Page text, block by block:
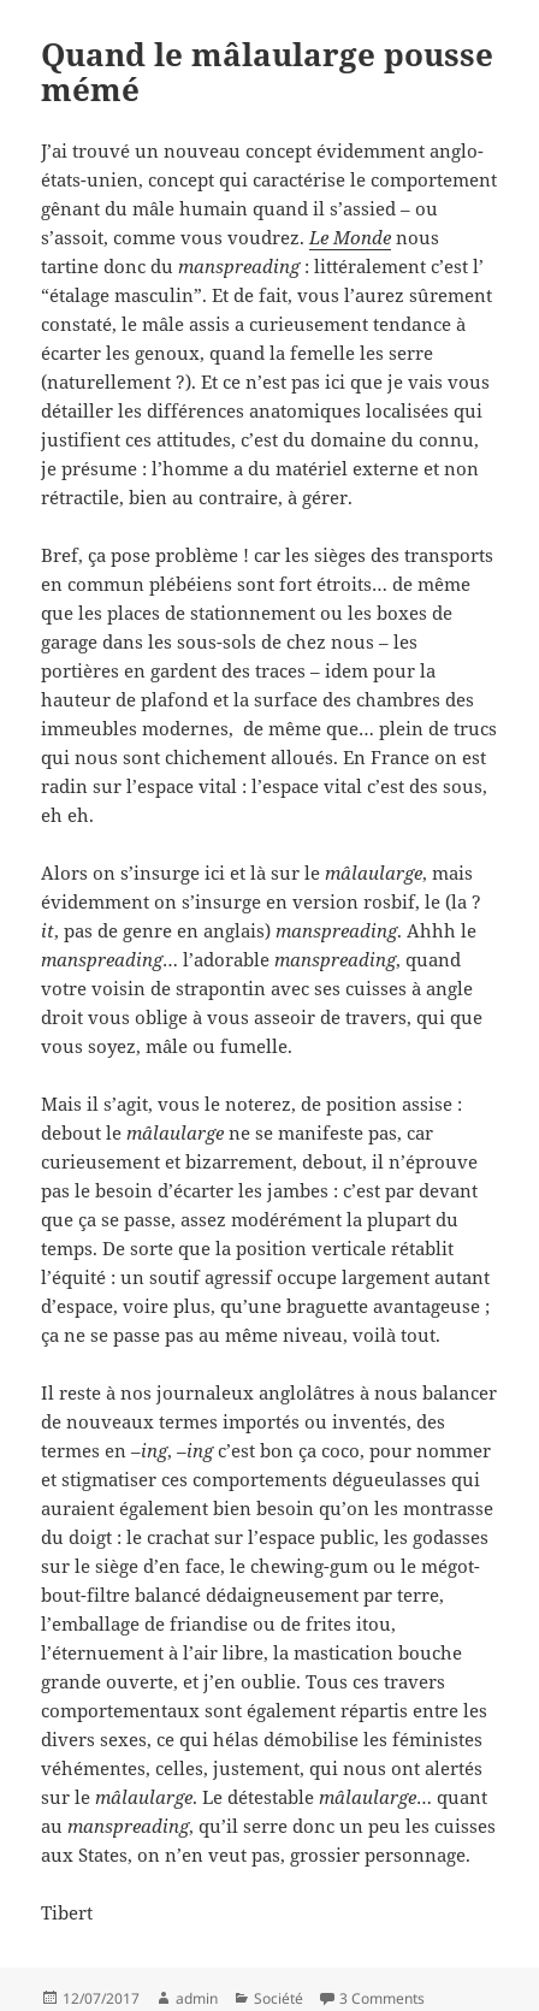
Quand le mâlaularge pousse
mémé
J’ai trouvé un nouveau concept évidemment anglo-
états-unien, concept qui caractérise le comportement
gênant du mâle humain quand il s’assied – ou
s’assoit, comme vous voudrez. Le Monde nous
tartine donc du manspreading: littéralement c’est l’
“étalage masculin”. Et de fait, vous l’aurez sûrement
constaté, le mâle assis a curieusement tendance à
écarter les genoux, quand la femelle les serre
(naturellement ?). Et ce n’est pas ici que je vais vous
détailler les différences anatomiques localisées qui
justifient ces attitudes, c’est du domaine du connu,
je présume : l’homme a du matériel externe et non
rétractile, bien au contraire, à gérer.
Bref, ça pose problème ! car les sièges des transports
en commun plébéiens sont fort étroits… de même
que les places de stationnement ou les boxes de
garage dans les sous-sols de chez nous – les
portières en gardent des traces – idem pour la
hauteur de plafond et la surface des chambres des
immeubles modernes, de même que… plein de trucs
qui nous sont chichement alloués. En France on est
radin sur l’espace vital : l’espace vital c’est des sous,
eh eh.
Alors on s’insurge ici et là sur le mâlaularge, mais
évidemment on s’insurge en version rosbif, le (la ?
it, pas de genre en anglais) manspreading. Ahhh le
manspreading… l’adorable manspreading, quand
votre voisin de strapontin avec ses cuisses à angle
droit vous oblige à vous asseoir de travers, qui que
vous soyez, mâle ou fumelle.
Mais il s’agit, vous le noterez, de position assise :
debout le mâlaularge ne se manifeste pas, car
curieusement et bizarrement, debout, il n’éprouve
pas le besoin d’écarter les jambes : c’est par devant
que ça se passe, assez modérément la plupart du
temps. De sorte que la position verticale rétablit
l’équité : un soutif agressif occupe largement autant
d’espace, voire plus, qu’une braguette avantageuse ;
ça ne se passe pas au même niveau, voilà tout.
Il reste à nos journaleux anglolâtres à nous balancer
de nouveaux termes importés ou inventés, des
termes en –ing, –ingc’est bon ça coco, pour nommer
et stigmatiser ces comportements dégueulasses qui
auraient également bien besoin qu’on les montrasse
du doigt : le crachat sur l’espace public, les godasses
sur le siège d’en face, le chewing-gum ou le mégot-
bout-filtre balancé dédaigneusement par terre,
l’emballage de friandise ou de frites itou,
l’éternuement à l’air libre, la mastication bouche
grande ouverte, et j’en oublie. Tous ces travers
comportementaux sont également répartis entre les
divers sexes, ce qui hélas démobilise les féministes
véhémentes, celles, justement, qui nous ont alertés
sur le mâlaularge. Le détestable mâlaularge… quant
au manspreading, qu’il serre donc un peu les cuisses
aux States, on n’en veut pas, grossier personnage.
Tibert
Posted
12/07/2017 Author
admin Categories
Société 3 Comments